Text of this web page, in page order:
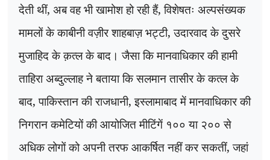
देती थीं, अब वह भी खामोश हो रही हैं,विशेषतः अल्पसंख्यक
मामलों के काबीनी वज़ीर शाहबाज़ भट्टी,उदारवाद के दुसरे
मुजाहिद के क़त्ल के बाद। जैसा कि मानवाधिकार की हामी
ताहिरा अब्दुल्लाह ने बताया कि सलमान तासीर के कत्ल के
बाद,पाकिस्तान की राजधानी,इस्लामाबाद में मानवाधिकार की
निगरान कमेटियों की आयोजित मीटिंगें १०० या २०० से
अधिक लोगों को अपनी तरफ आकर्षित नहीं कर सकतीं,जहां